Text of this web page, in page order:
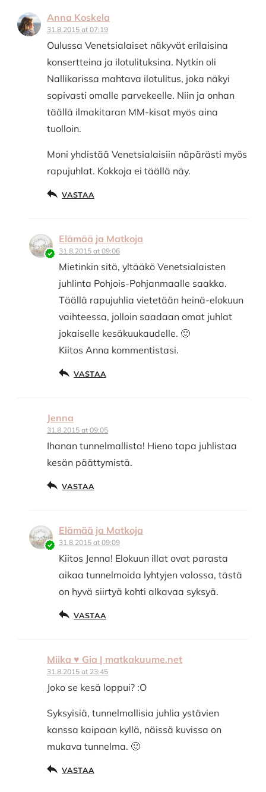
Anna Koskela
31.8.2015 at 07:19
Oulussa Venetsialaiset näkyvät erilaisina
konsertteina ja ilotulituksina. Nytkin oli
Nallikarissa mahtava ilotulitus, joka näkyi
sopivasti omalle parvekeelle. Niin ja onhan
täällä ilmakitaran MM-kisat myös aina
tuolloin.
Moni yhdistää Venetsialaisiin näpärästi myös
rapujuhlat. Kokkoja ei täällä näy.
VASTAA
Elämää ja Matkoja
31.8.2015 at 09:06
Mietinkin sitä, yltääkö Venetsialaisten
juhlinta Pohjois-Pohjanmaalle saakka.
Täällä rapujuhlia vietetään heinä-elokuun
vaihteessa, jolloin saadaan omat juhlat
jokaiselle kesäkuukaudelle. 🙂
Kiitos Anna kommentistasi.
VASTAA
Jenna
31.8.2015 at 09:05
Ihanan tunnelmallista! Hieno tapa juhlistaa
kesän päättymistä.
VASTAA
Elämää ja Matkoja
31.8.2015 at 09:09
Kiitos Jenna! Elokuun illat ovat parasta
aikaa tunnelmoida lyhtyjen valossa, tästä
on hyvä siirtyä kohti alkavaa syksyä.
VASTAA
Miika ♥ Gia | matkakuume.net
31.8.2015 at 23:45
Joko se kesä loppui? :O
Syksyisiä, tunnelmallisia juhlia ystävien
kanssa kaipaan kyllä, näissä kuvissa on
mukava tunnelma. 🙂
VASTAA